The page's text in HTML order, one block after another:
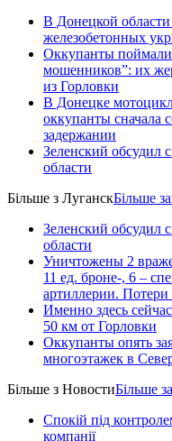
В Донецкой
железобетонных
Оккупанты
мошенников”: их
из Горловки
В Донецке
оккупанты сначала
задержании
Зеленский обсудил
области
Більше з ЛуганскБільше
Зеленский обсудил
области
Уничтожены 2
11 ед. броне-, 6 –
артиллерии.
Именно здесь
50 км от Горловки
Оккупанты опять
многоэтажек в
Більше з НовостиБільше
Спокій під
компанії